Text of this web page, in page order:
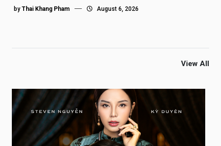
by Thai Khang Pham August 6, 2026
View All